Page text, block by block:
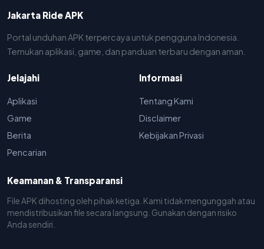
Jakarta Ride APK
Portal unduhan APK terpercaya untuk pengguna Indonesia.
Temukan aplikasi, game, dan panduan terbaru dengan aman.
Jelajahi
Aplikasi
Game
Berita
Pencarian
Informasi
Tentang Kami
Disclaimer
Kebijakan Privasi
Keamanan & Transparansi
File APK dihosting oleh pihak ketiga. Kami tidak mengunggah atau
mendistribusikan file secara langsung. Gunakan dengan risiko
Anda sendiri.